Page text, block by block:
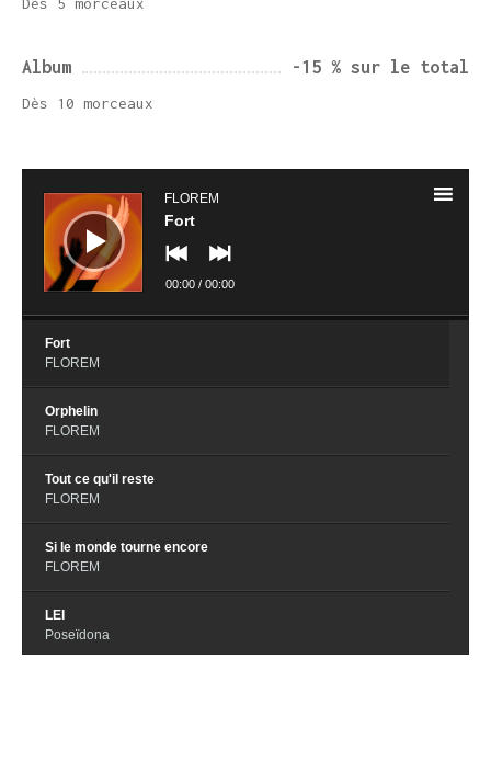
Album -15 % sur le total
Dès 10 morceaux
Lecteur
FLOREM
Fort
00:00 / 00:00
Fort
FLOREM
Orphelin
FLOREM
Tout ce qu'il reste
FLOREM
Si le monde tourne encore
FLOREM
LEI
Poseïdona